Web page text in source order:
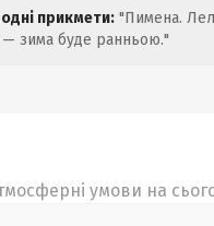
прикмети: "Пимена.
— зима буде ранньою."
умови на